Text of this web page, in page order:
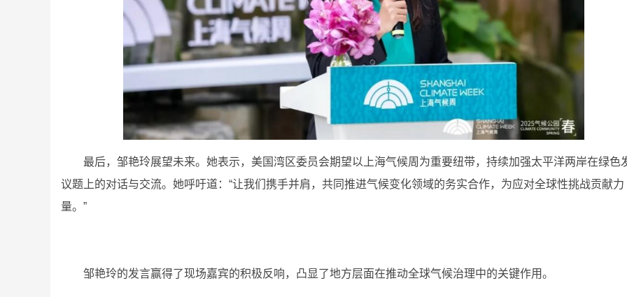
最后，邹艳玲展望未来。她表示，美国湾区委员会期望以上海气候周为重要纽带，持续加强太平洋两岸在绿色
议题上的对话与交流。她呼吁道：“让我们携手并肩，共同推进气候变化领域的务实合作，为应对全球性挑战贡献力
量。”
邹艳玲的发言赢得了现场嘉宾的积极反响，凸显了地方层面在推动全球气候治理中的关键作用。